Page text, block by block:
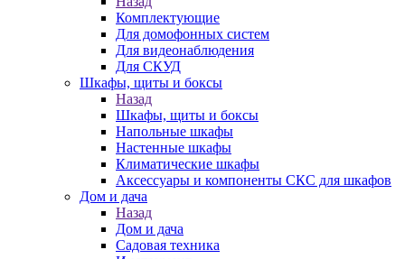
Комплектующие
Для домофонных систем
Для видеонаблюдения
Для СКУД
Шкафы, щиты и боксы
Назад
Шкафы, щиты и боксы
Напольные шкафы
Настенные шкафы
Климатические шкафы
Аксессуары и компоненты СКС для шкафов
Дом и дача
Назад
Дом и дача
Садовая техника